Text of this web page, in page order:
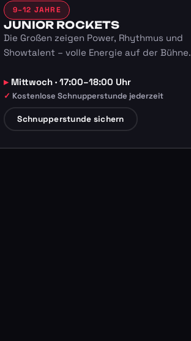
9–12 JAHRE
JUNIOR ROCKETS
Die Großen zeigen Power, Rhythmus und
Showtalent – volle Energie auf der Bühne.
Mittwoch · 17:00–18:00 Uhr
Kostenlose Schnupperstunde jederzeit
Schnupperstunde sichern